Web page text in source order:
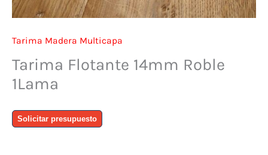
Tarima Madera Multicapa
Tarima Flotante 14mm Roble
1Lama
Tarima
Flotante
Solicitar presupuesto